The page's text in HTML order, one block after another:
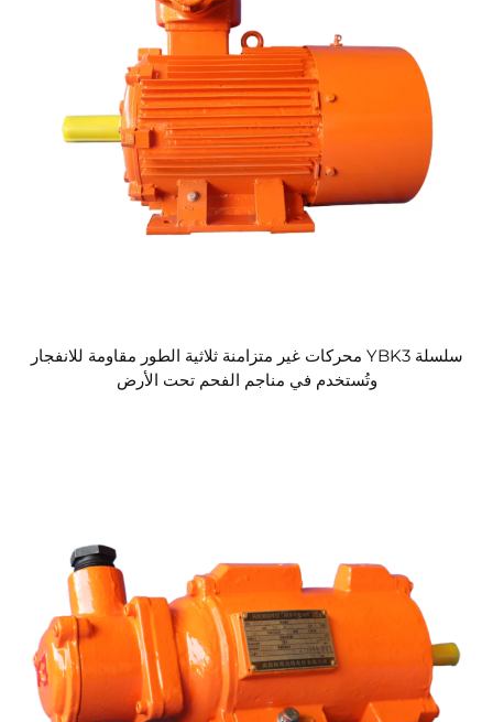
سلسلة YBK3 محركات غير متزامنة ثلاثية الطور مقاومة للانفجار
وتُستخدم في مناجم الفحم تحت الأرض